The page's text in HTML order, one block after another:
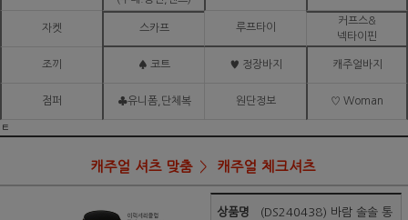
자켓 스카프 루프타이
커프스&
넥타이핀
조끼 ♠ 코트 ♥ 정장바지 캐주얼바지
점퍼 ♣유니폼,단체복 원단정보 ♡ Woman
ㅌ
캐주얼 셔츠 맞춤 캐주얼 체크셔츠
상품명 (DS240438) 바람 솔솔 통